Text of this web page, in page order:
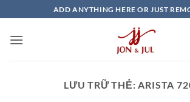
qua
nội
ADD ANYTHING HERE OR JUST
LƯU TRỮ THẺ:ARISTA